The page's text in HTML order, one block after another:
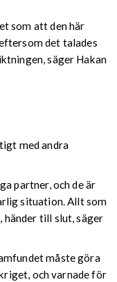
som att den här
det talades
säger Hakan
med andra
partner, och de är
situation. Allt som
händer till slut, säger
måste göra
och varnade för